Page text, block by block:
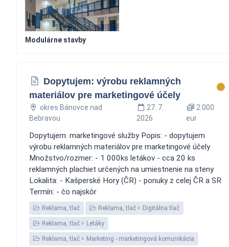
Modulárne stavby
Dopytujem: výrobu reklamných
materiálov pre marketingové účely
okres Bánovce nad
Bebravou
27. 7.
2026
2 000
eur
Dopytujem: marketingové služby Popis: - dopytujem
výrobu reklamných materiálov pre marketingové účely
Množstvo/rozmer: - 1 000ks letákov - cca 20 ks
reklamných plachiet určených na umiestnenie na steny
Lokalita: - Kašperské Hory (ČR) - ponuky z celej ČR a SR
Termín: - čo najskôr
Reklama, tlač Reklama, tlač Digitálna tlač
Reklama, tlač Letáky
Reklama, tlač Marketing - marketingová komunikácia